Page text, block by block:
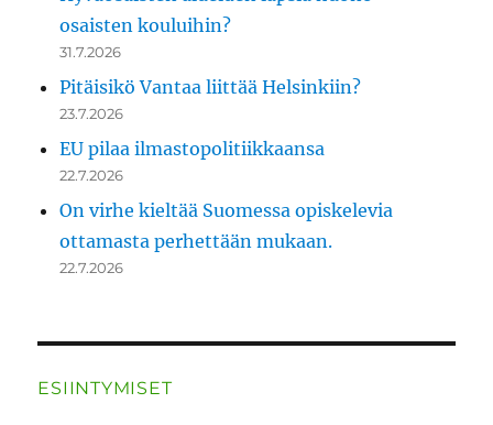
osaisten kouluihin?
31.7.2026
Pitäisikö Vantaa liittää Helsinkiin?
23.7.2026
EU pilaa ilmastopolitiikkaansa
22.7.2026
On virhe kieltää Suomessa opiskelevia
ottamasta perhettään mukaan.
22.7.2026
ESIINTYMISET